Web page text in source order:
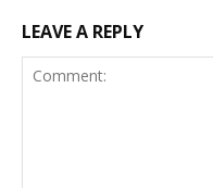
LEAVE A REPLY